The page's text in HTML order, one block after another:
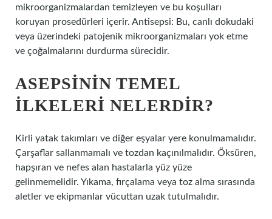
mikroorganizmalardan temizleyen ve bu koşulları
koruyan prosedürleri içerir. Antisepsi: Bu, canlı dokudaki
veya üzerindeki patojenik mikroorganizmaları yok etme
ve çoğalmalarını durdurma sürecidir.
ASEPSININ TEMEL
ILKELERI NELERDIR?
Kirli yatak takımları ve diğer eşyalar yere konulmamalıdır.
Çarşaflar sallanmamalı ve tozdan kaçınılmalıdır. Öksüren,
hapşıran ve nefes alan hastalarla yüz yüze
gelinmemelidir. Yıkama, fırçalama veya toz alma sırasında
aletler ve ekipmanlar vücuttan uzak tutulmalıdır.